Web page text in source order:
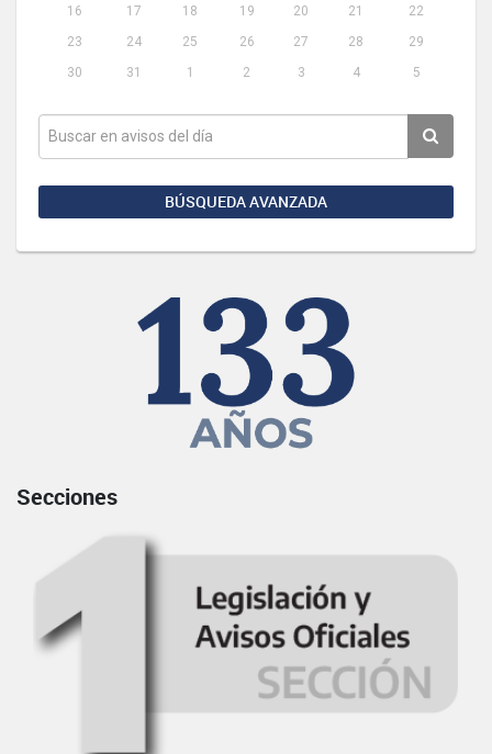
16
17 18 19 20 21
22
23
24 25 26 27 28
29
30
31 1 2 3 4 5
BÚSQUEDA AVANZADA
Secciones